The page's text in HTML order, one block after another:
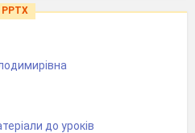
PPTX
до уроків